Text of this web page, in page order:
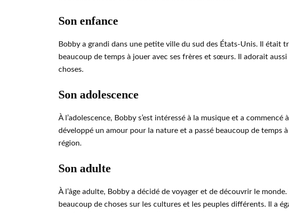
Son enfance
Bobby a grandi dans une petite ville du sud des États-Unis. Il était
beaucoup de temps à jouer avec ses frères et sœurs. Il adorait
choses.
Son adolescence
À l’adolescence, Bobby s’est intéressé à la musique et a
développé un amour pour la nature et a passé beaucoup de temps
région.
Son adulte
À l’âge adulte, Bobby a décidé de voyager et de découvrir le
beaucoup de choses sur les cultures et les peuples différents. Il a